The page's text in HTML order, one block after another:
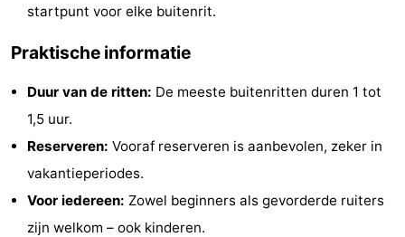
Monumenten
Molens
-
Uitkijkpunten
Attracties
Speeltuinen
startpunt voor elke buitenrit.
Praktische informatie
Duur van de ritten: De meeste buitenritten duren 1 tot
1,5 uur.
Reserveren: Vooraf reserveren is aanbevolen, zeker in
vakantieperiodes.
Voor iedereen: Zowel beginners als gevorderde ruiters
zijn welkom – ook kinderen.